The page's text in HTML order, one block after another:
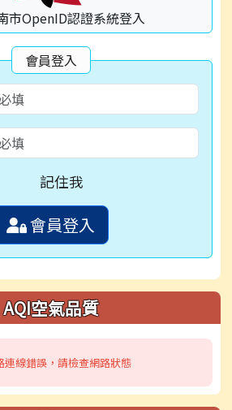
市OpenID認證系統登入
會員登入
記住我
會員登入
AQI空氣品質
線錯誤，請檢查網路狀態